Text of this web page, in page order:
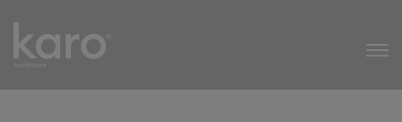
Karo Healthcare